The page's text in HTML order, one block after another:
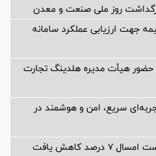
روز ملی صنعت و معدن
جهت ارزیابی عملکرد سامانه
حضور هیأت‌ مدیره هلدینگ تجارت
سریع، امن و هوشمند در
کاهش یافت